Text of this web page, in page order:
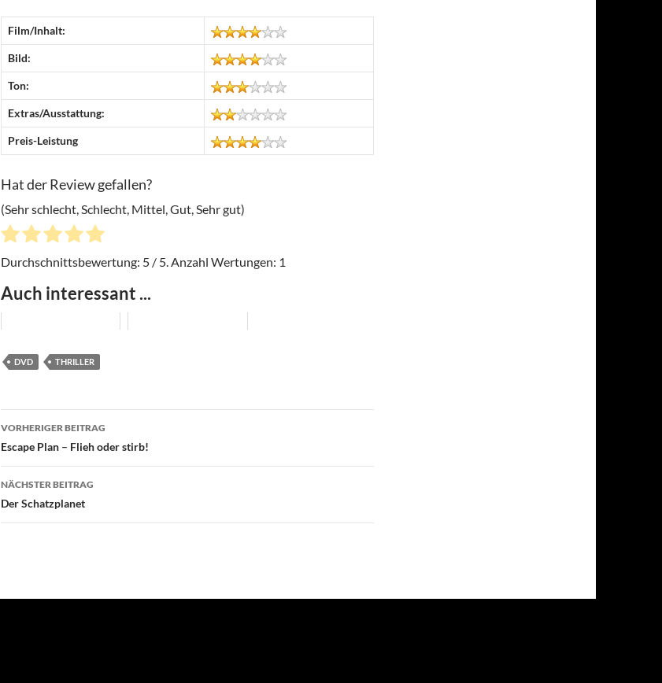
Film/Inhalt:
Bild:
Ton:
Extras/Ausstattung:
Preis-Leistung
Hat der Review gefallen?
(Sehr schlecht, Schlecht, Mittel, Gut, Sehr gut)
Durchschnittsbewertung: 5 / 5. Anzahl Wertungen: 1
Auch interessant ...
DVD THRILLER
Beitragsnavigation
VORHERIGER BEITRAG
Escape Plan – Flieh oder stirb!
NÄCHSTER BEITRAG
Der Schatzplanet